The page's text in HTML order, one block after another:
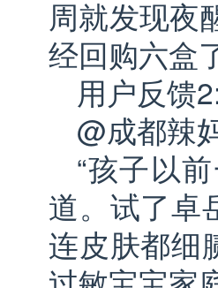
周就发现夜
经回购六盒
用户反馈
@成都辣
“孩子以
道。试了卓
连皮肤都细